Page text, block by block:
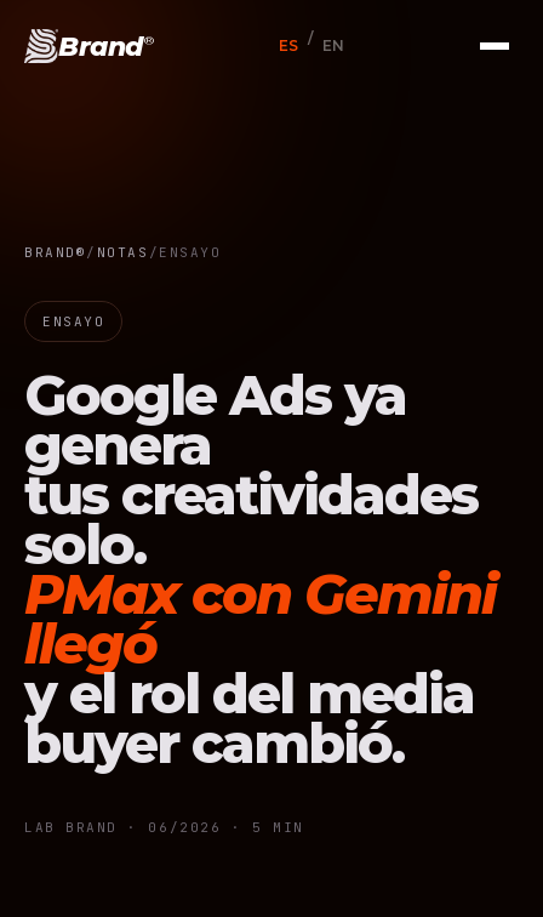
Brand® ES / EN
BRAND® / NOTAS / ENSAYO
ENSAYO
Google Ads ya
genera
tus creatividades
solo.
PMax con Gemini
llegó
y el rol del media
buyer cambió.
LAB BRAND · 06/2026 · 5 MIN